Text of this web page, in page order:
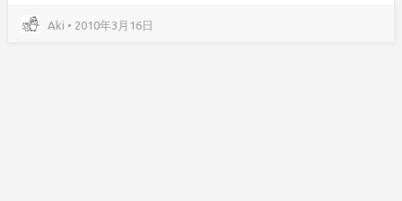
Aki • 2010年3月16日